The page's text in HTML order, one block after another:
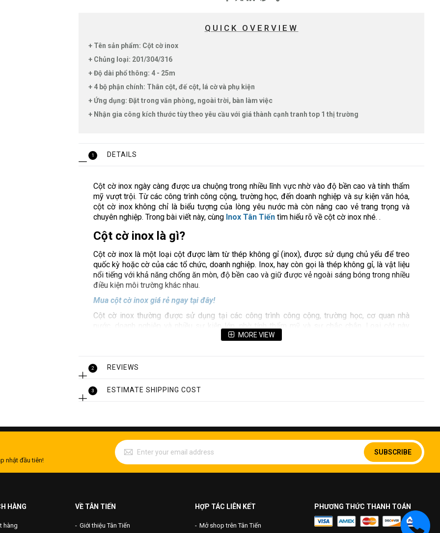
QUICK OVERVIEW
+ Tên sản phẩm: Cột cờ inox
+ Chủng loại: 201/304/316
+ Độ dài phổ thông: 4 - 25m
+ 4 bộ phận chính: Thân cột, đế cột, lá cờ và phụ kiện
+ Ứng dụng: Đặt trong văn phòng, ngoài trời, bàn làm việc
+ Nhận gia công kích thước tùy theo yêu cầu với giá thành cạnh tranh top 1 thị trường
1 DETAILS
Cột cờ inox ngày càng được ưa chuộng trong nhiều lĩnh vực nhờ vào độ bền cao và tính thẩm
mỹ vượt trội. Từ các công trình công cộng, trường học, đến doanh nghiệp và sự kiện văn hóa,
cột cờ inox không chỉ là biểu tượng của lòng yêu nước mà còn nâng cao vẻ trang trọng và
chuyên nghiệp. Trong bài viết này, cùng Inox Tân Tiến tìm hiểu rõ về cột cờ inox nhé. .
Cột cờ inox là gì?
Cột cờ inoxlà một loại cột được làm từ thép không gỉ (inox), được sử dụng chủ yếu để treo
quốc kỳ hoặc cờ của các tổ chức, doanh nghiệp. Inox, hay còn gọi là thép không gỉ, là vật liệu
nổi tiếng với khả năng chống ăn mòn, độ bền cao và giữ được vẻ ngoài sáng bóng trong nhiều
điều kiện môi trường khác nhau.
Mua cột cờ inox giá rẻ ngay tại đây!
Cột cờ inox thường được sử dụng tại các công trình công cộng, trường học, cơ quan nhà
nước, doanh nghiệp và nhiều sự kiện lớn, nhờ tính thẩm mỹ và sự chắc chắn. Loại cột này
không chỉ mang đến vẻ đẹp trang trọng mà còn thể hiện tính lâu bền, thích hợp cho việc sử
tính năng dễ dàng bảo dưỡng, cột cờ inox là sự lựa chọn phổ biến cho nhiều công trình.
MORE VIEW
2 REVIEWS
3 ESTIMATE SHIPPING COST
nhật đầu tiên!
SUBSCRIBE
HÀNG
hàng
VỀ TÂN TIẾN
Giới thiệu Tân Tiến
HỢP TÁC LIÊN KẾT
Mở shop trên Tân Tiến
PHƯƠNG THỨC THANH TOÁN